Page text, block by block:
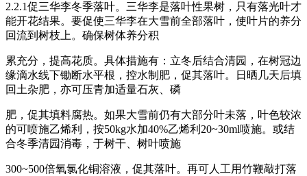
2.2.1促三华李冬季落叶。三华李是落叶性果树，只有落光叶才
能开花结果。要促使三华李在大雪前全部落叶，使叶片的养分
回流到树枝上。确保树体养分积
累充分，提高花质。具体措施有：立冬后结合清园，在树冠边
缘滴水线下锄断水平根，控水制肥，促其落叶。日晒几天后填
回土杂肥，亦可压青加适量石灰、磷
肥，促其填料腐热。如果大雪前仍有大部分叶未落，叶色较浓
的可喷施乙烯利，按50kg水加40%乙烯利20~30ml喷施。或结
合冬季清园消毒，于树干、树叶喷施
300~500倍氧氯化铜溶液，促其落叶。再可人工用竹鞭敲打落